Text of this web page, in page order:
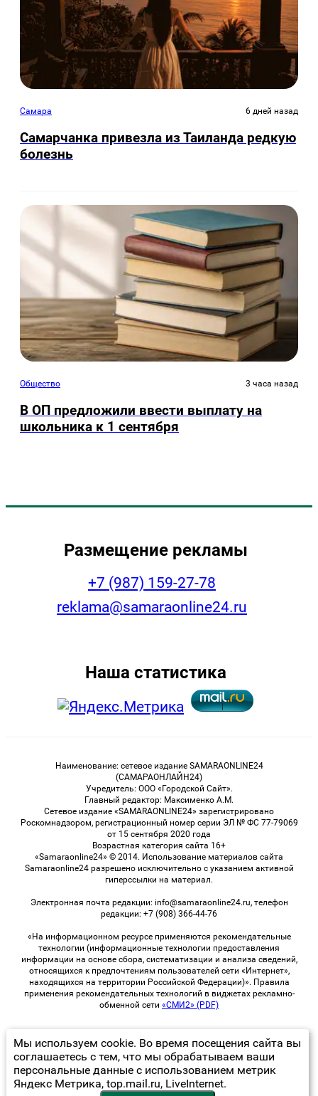
Самара 6 дней назад
Самарчанка привезла из Таиланда редкую
болезнь
Общество 3 часа назад
В ОП предложили ввести выплату на
школьника к 1 сентября
Размещение рекламы
+7 (987) 159-27-78
reklama@samaraonline24.ru
Наша статистика
Наименование: сетевое издание SAMARAONLINE24
(САМАРАОНЛАЙН24)
Учредитель: ООО «Городской Сайт».
Главный редактор: Максименко А.М.
Сетевое издание «SAMARAONLINE24» зарегистрировано
Роскомнадзором, регистрационный номер серии ЭЛ № ФС 77-79069
от 15 сентября 2020 года
Возрастная категория сайта 16+
«Samaraonline24» © 2014. Использование материалов сайта
Samaraonline24 разрешено исключительно с указанием активной
гиперссылки на материал.
Электронная почта редакции: info@samaraonline24.ru, телефон
редакции: +7 (908) 366-44-76
«На информационном ресурсе применяются рекомендательные
технологии (информационные технологии предоставления
информации на основе сбора, систематизации и анализа сведений,
относящихся к предпочтениям пользователей сети «Интернет»,
находящихся на территории Российской Федерации)». Правила
применения рекомендательных технологий в виджетах рекламно-
обменной сети «СМИ2» (PDF)
© 2026 «samaraOnline24» | Все права защищены
Возрастная категория сайта 16+
Политика конфиденциальности
Мы используем cookie. Во время посещения сайта вы
соглашаетесь с тем, что мы обрабатываем ваши
персональные данные с использованием метрик
Яндекс Метрика, top.mail.ru, LiveInternet.